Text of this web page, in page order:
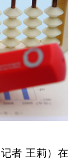
者 王莉） 在